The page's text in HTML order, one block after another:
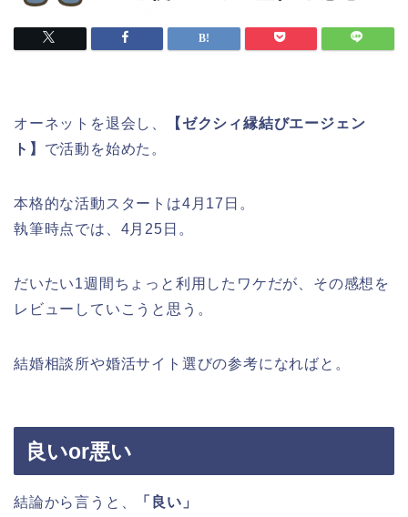
オーネットを退会し、
【ゼクシィ縁結びエージェン
ト】 で活動を始めた。
本格的な活動スタートは4月17日。
執筆時点では、4月25日。
だいたい1週間ちょっと利用したワケだが、その感想を
レビューしていこうと思う。
結婚相談所や婚活サイト選びの参考になればと。
良いor悪い
結論から言うと、 「良い」